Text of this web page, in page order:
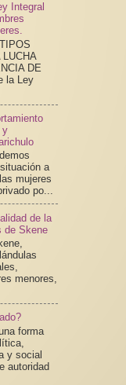
Integral
DE
la Ley
y
a
mujeres
po...
de la
de Skene
menores,
forma
y social
autoridad